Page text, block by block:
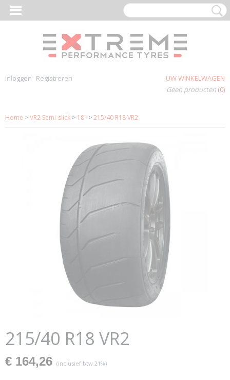
Inloggen Registreren
UW WINKELWAGEN
Geen producten (0)
Home >VR2 Semi-slick > 18" >215/40 R18 VR2
215/40 R18 VR2
€ 164,26 (inclusief btw 21%)